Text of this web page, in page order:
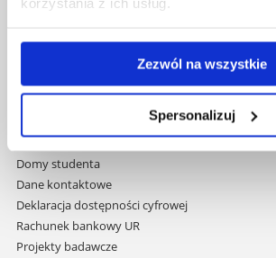
Zezwól na wszystkie
Spersonalizuj
treści
Praca na UR
Fundusze strukturalne
Projekty współfinansowane przez UE
Projekty realizowane z KPO
Wynajem sal
Domy studenta
Dane kontaktowe
Deklaracja dostępności cyfrowej
Rachunek bankowy UR
Projekty badawcze